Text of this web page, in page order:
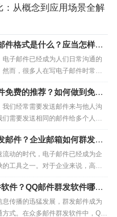
：从概念到应用场景全解
件格式是什么？应当怎样填
电子邮件已经成为人们日常沟通的
然而，很多人在写电子邮件时常常
是在填写收件人信息时。那么，我
填写收件人的电子邮件地址呢？以
帮助你更好地掌握电子邮件的收件
件地址的基本结构首先，了解电
本结构是至关重要的...
免费的推荐？如何做到免费
我们经常需要发送邮件来与他人沟
们需要发送相同的邮件给多个人，
邮件软件就显得非常方便和高效。
一些免费的群发邮件软件，并告诉
来免费群发邮件。一、群发邮件软
EDM：蜂邮EDM是一个非常受欢
件，它提供了免费版...
邮件？企业邮箱如何群发邮
流动的时代，电子邮件已经成为企
的工具之一。对于企业来说，高效
高工作效率、推动业务发展的重要
绍如何使用邮箱进行邮件群发，尤
发方法。1. 选择合适的企业邮箱
发之前，首要任务是选择一款适
件？QQ邮件群发软件哪个
息传播的迅猛发展，群发邮件成为
式。在众多邮件群发软件中，QQ